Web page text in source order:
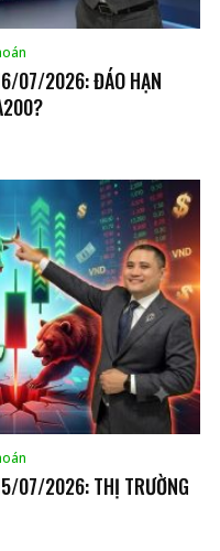
07/2026: ĐÁO HẠN
07/2026: THỊ TRƯỜNG